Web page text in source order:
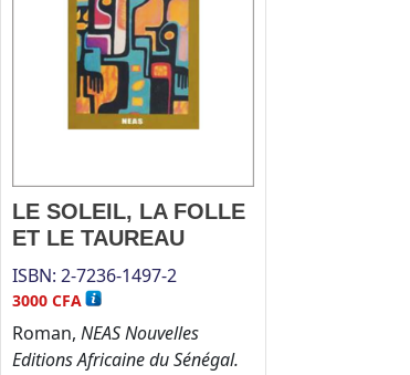
LE SOLEIL, LA FOLLE
ET LE TAUREAU
ISBN: 2-7236-1497-2
3000 CFA
Roman, NEAS Nouvelles
Editions Africaine du Sénégal.